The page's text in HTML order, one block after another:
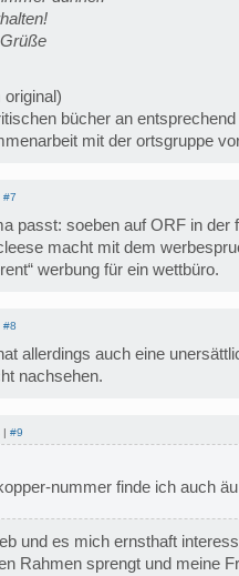
bücher an
mit der ortsgruppe
#7
passt: soeben auf ORF in der
macht mit dem
werbung für ein wettbüro.
#8
allerdings auch eine
nachsehen.
| #9
nummer finde ich auch
und es mich ernsthaft
Rahmen sprengt und meine